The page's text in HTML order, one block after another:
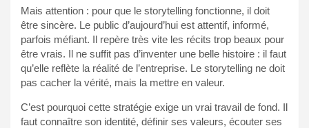
Mais attention : pour que le storytelling fonctionne, il doit
être sincère. Le public d’aujourd’hui est attentif, informé,
parfois méfiant. Il repère très vite les récits trop beaux pour
être vrais. Il ne suffit pas d’inventer une belle histoire : il faut
qu’elle reflète la réalité de l’entreprise. Le storytelling ne doit
pas cacher la vérité, mais la mettre en valeur.
C’est pourquoi cette stratégie exige un vrai travail de fond. Il
faut connaître son identité, définir ses valeurs, écouter ses